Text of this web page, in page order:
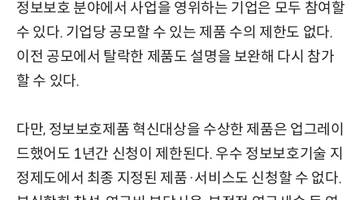
정보보호 분야에서 사업을 영위하는 기업은 모두 참여할
수 있다. 기업당 공모할 수 있는 제품 수의 제한도 없다.
이전 공모에서 탈락한 제품도 설명을 보완해 다시 참가
할 수 있다.
다만, 정보보호제품 혁신대상을 수상한 제품은 업그레이
드했어도 1년간 신청이 제한된다. 우수 정보보호기술 지
정제도에서 최종 지정된 제품·서비스도 신청할 수 없다.